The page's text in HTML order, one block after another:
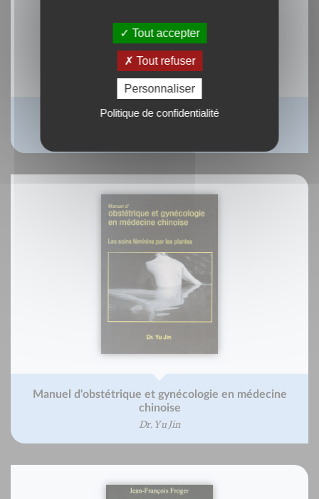
Le corps et l'esprit
Manuel d'obstétrique et gynécologie en médecine
chinoise
Dr. Yu Jin
Tout accepter
Tout refuser
Personnaliser
Politique de confidentialité